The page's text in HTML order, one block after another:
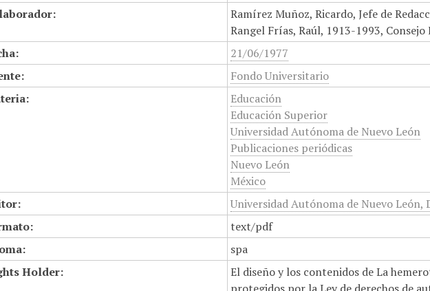
Ramírez Muñoz, Ricardo, Jefe de
Rangel Frías, Raúl, 1913-1993,
21/06/1977
Fondo Universitario
Educación
Educación Superior
Universidad Autónoma de Nuevo León
Publicaciones periódicas
Nuevo León
México
Universidad Autónoma de Nuevo
text/pdf
spa
Holder:
El diseño y los contenidos de La